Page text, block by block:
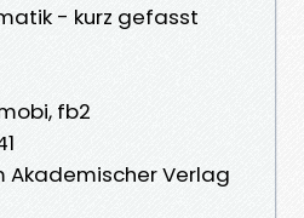
- kurz gefasst
fb2
Akademischer Verlag